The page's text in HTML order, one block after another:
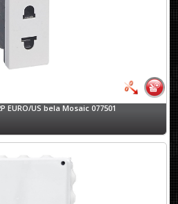
EURO/US bela Mosaic 077501